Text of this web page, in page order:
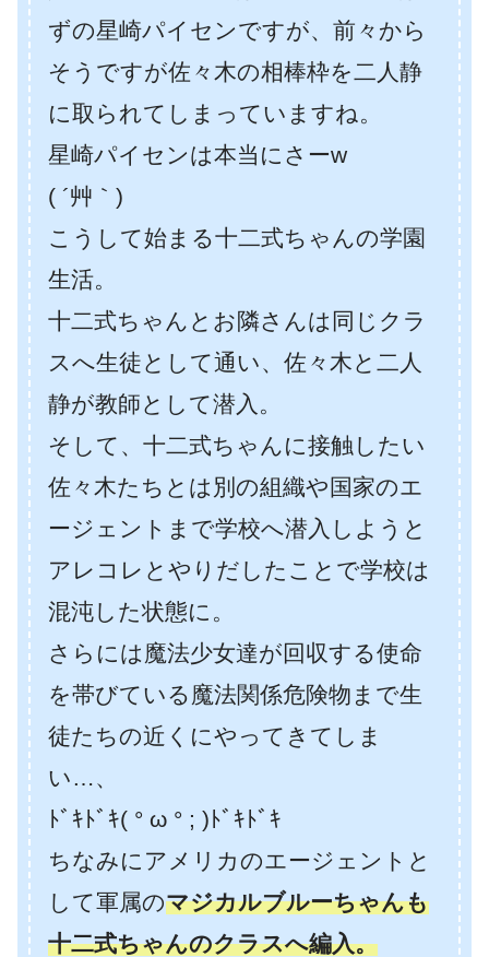
ずの星崎パイセンですが、前々から
そうですが佐々木の相棒枠を二人静
に取られてしまっていますね。
星崎パイセンは本当にさーw
( ´艸｀)
こうして始まる十二式ちゃんの学園
生活。
十二式ちゃんとお隣さんは同じクラ
スへ生徒として通い、佐々木と二人
静が教師として潜入。
そして、十二式ちゃんに接触したい
佐々木たちとは別の組織や国家のエ
ージェントまで学校へ潜入しようと
アレコレとやりだしたことで学校は
混沌した状態に。
さらには魔法少女達が回収する使命
を帯びている魔法関係危険物まで生
徒たちの近くにやってきてしま
い…、
ﾄﾞｷﾄﾞｷ( ° ω ° ; )ﾄﾞｷﾄﾞｷ
ちなみにアメリカのエージェントと
して軍属のマジカルブルーちゃんも
十二式ちゃんのクラスへ編入。